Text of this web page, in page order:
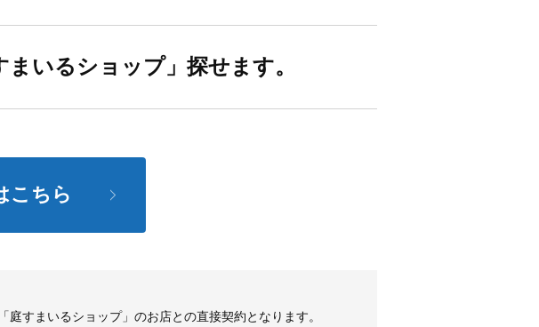
いるショップ」探せます。
こちら
すまいるショップ」のお店との直接契約となります。